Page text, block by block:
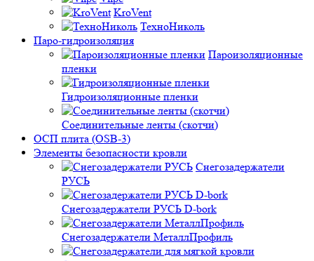
KroVent
ТехноНиколь
Паро-гидроизоляция
Пароизоляционные
пленки
Гидроизоляционные пленки
Соединительные ленты (скотчи)
ОСП плита (OSB-3)
Элементы безопасности кровли
Снегозадержатели
РУСЬ
Снегозадержатели РУСЬ D-bork
Снегозадержатели МеталлПрофиль